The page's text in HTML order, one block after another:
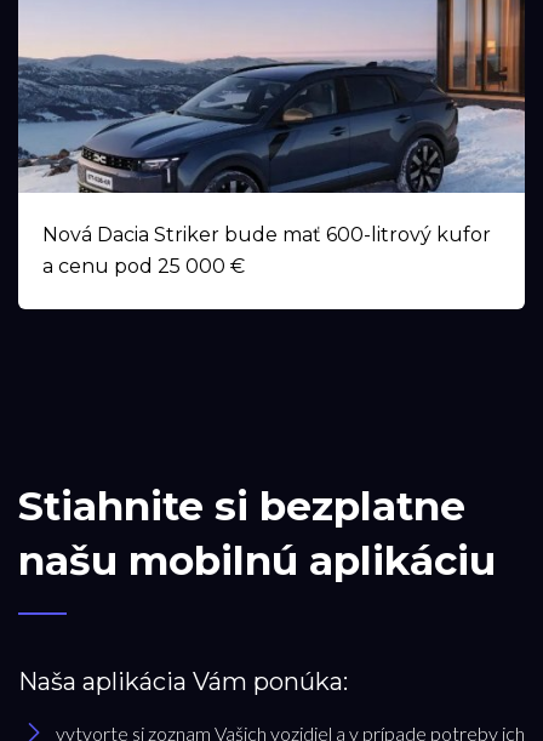
Nová Dacia Striker bude mať 600-litrový kufor
a cenu pod 25 000 €
Stiahnite si bezplatne
našu mobilnú aplikáciu
Naša aplikácia Vám ponúka:
vytvorte si zoznam Vašich vozidiel a v prípade potreby ich